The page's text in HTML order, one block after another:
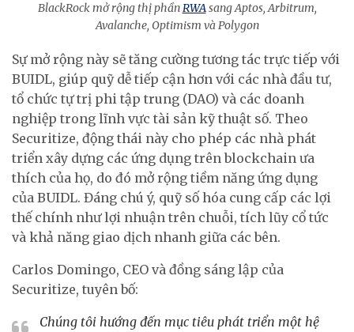
BlackRock mở rộng thị phầnRWAsang Aptos, Arbitrum,
Avalanche, Optimism và Polygon
Sự mở rộng này sẽ tăng cường tương tác trực tiếp với
BUIDL, giúp quỹ dễ tiếp cận hơn với các nhà đầu tư,
tổ chức tự trị phi tập trung (DAO) và các doanh
nghiệp trong lĩnh vực tài sản kỹ thuật số. Theo
Securitize, động thái này cho phép các nhà phát
triển xây dựng các ứng dụng trên blockchain ưa
thích của họ, do đó mở rộng tiềm năng ứng dụng
của BUIDL. Đáng chú ý, quỹ số hóa cung cấp các lợi
thế chính như lợi nhuận trên chuỗi, tích lũy cổ tức
và khả năng giao dịch nhanh giữa các bên.
Carlos Domingo, CEO và đồng sáng lập của
Securitize, tuyên bố:
Chúng tôi hướng đến mục tiêu phát triển một hệ